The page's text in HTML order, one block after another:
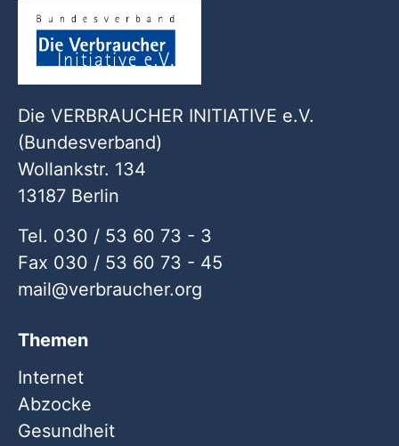
Die VERBRAUCHER INITIATIVE e.V.
(Bundesverband)
Wollankstr. 134
13187 Berlin
Tel. 030 / 53 60 73 - 3
Fax 030 / 53 60 73 - 45
mail
verbraucher org
Themen
Internet
Abzocke
Gesundheit